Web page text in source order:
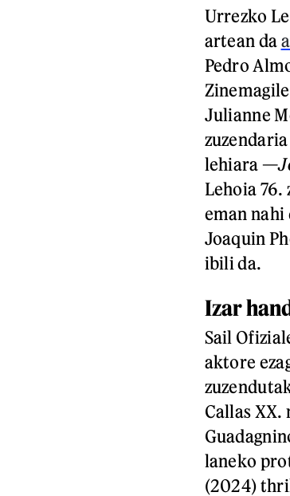
Urrezko
artean da
Pedro
Julianne
lehiara —
Lehoia
eman
Joaquin
ibili da.
Izar
Sail
aktore
Callas
laneko
(2024)